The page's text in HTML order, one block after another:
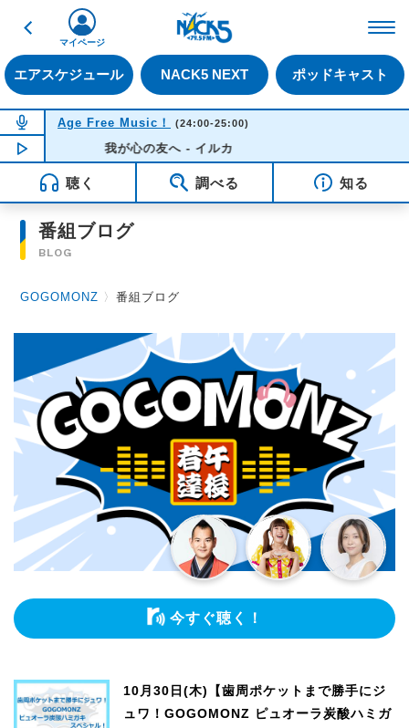
戻る
エアスケジュール NACK5 NEXT ポッドキャスト
マイページ
NOW ON AIR
Age Free Music！ (24:00-25:00)
NOW PLAYING00:52
我が心の友へ - イルカ
聴く 調べる 知る
番組ブログ
BLOG
GOGOMONZ 〉番組ブログ
今すぐ聴く！
10月30日(木)【歯周ポケットまで勝手にジ
ュワ！GOGOMONZ ピュオーラ炭酸ハミガ